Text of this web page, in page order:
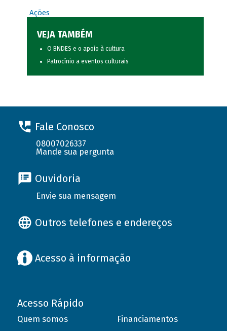
Ações
VEJA TAMBÉM
O BNDES e o apoio à cultura
Patrocínio a eventos culturais
Fale Conosco
08007026337
Mande sua pergunta
Ouvidoria
Envie sua mensagem
Outros telefones e endereços
Acesso à informação
Acesso Rápido
Quem somos
Financiamentos